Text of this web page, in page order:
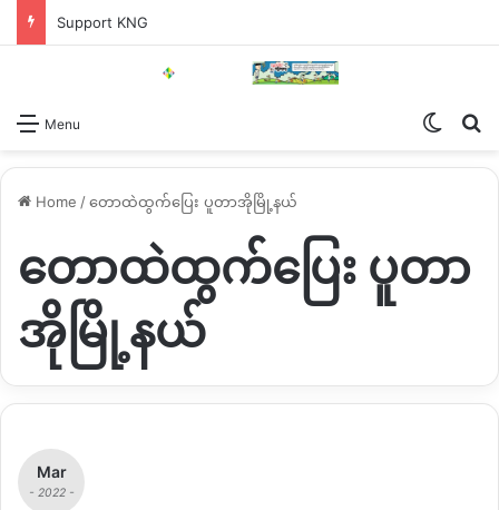
Support KNG
Menu
Home /တောထဲထွက်ပြေး ပူတာအိုမြို့နယ်
တောထဲထွက်ပြေး ပူတာ
အိုမြို့နယ်
Mar
- 2022 -